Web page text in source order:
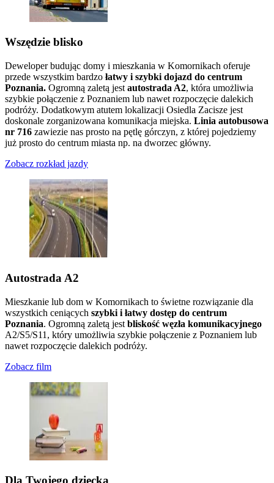
Wszędzie blisko
Deweloper budując domy i mieszkania w Komornikach oferuje
przede wszystkim bardzo łatwy i szybki dojazd do centrum
Poznania. Ogromną zaletą jest autostrada A2, która umożliwia
szybkie połączenie z Poznaniem lub nawet rozpoczęcie dalekich
podróży. Dodatkowym atutem lokalizacji Osiedla Zacisze jest
doskonale zorganizowana komunikacja miejska. Linia autobusowa
nr 716 zawiezie nas prosto na pętlę górczyn, z której pojedziemy
już prosto do centrum miasta np. na dworzec główny.
Zobacz rozkład jazdy
Autostrada A2
Mieszkanie lub dom w Komornikach to świetne rozwiązanie dla
wszystkich ceniących szybki i łatwy dostęp do centrum
Poznania. Ogromną zaletą jest bliskość węzła komunikacyjnego
A2/S5/S11, który umożliwia szybkie połączenie z Poznaniem lub
nawet rozpoczęcie dalekich podróży.
Zobacz film